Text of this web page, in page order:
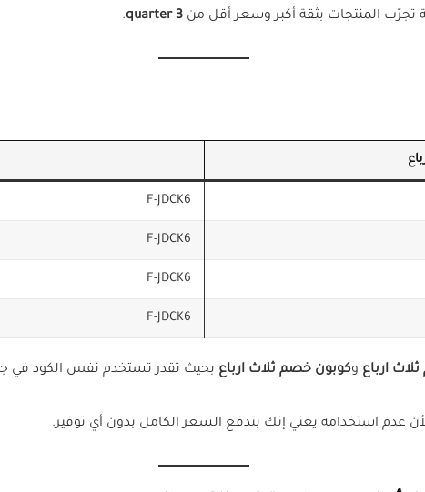
المنتجات بثقة أكبر وسعر أقل من 3 quarter
.
F-JDCK6
F-JDCK6
F-JDCK6
F-JDCK6
ارباع وكوبون خصم ثلاث ارباع بحيث تقدر تستخدم نفس الكود في
عدم استخدامه يعني إنك بتدفع السعر الكامل بدون أي توفير.